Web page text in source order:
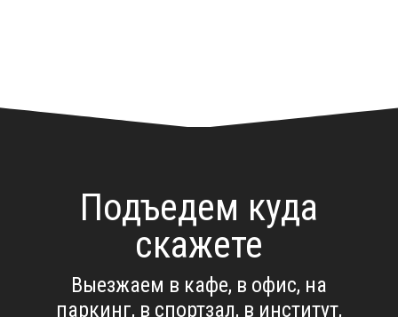
Подъедем куда
скажете
Выезжаем в кафе, в офис, на
паркинг, в спортзал, в институт,